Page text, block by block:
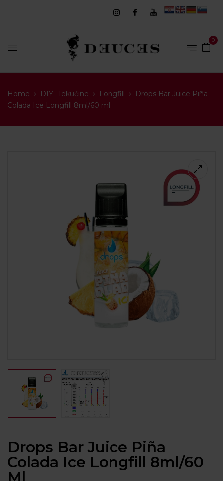
0
Home DIY -Tekućine Longfill
Drops Bar Juice Piña
Colada Ice Longfill 8ml/60 ml
Drops Bar Juice Piña
Colada Ice Longfill 8ml/60
Ml